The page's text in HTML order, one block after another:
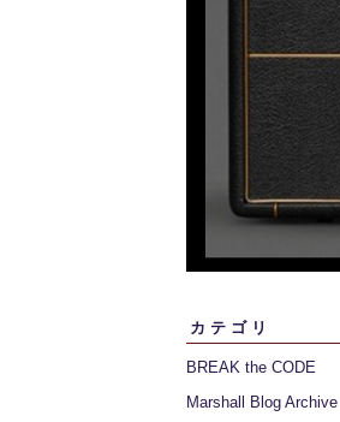
カテゴリ
BREAK the CODE
Marshall Blog Archive